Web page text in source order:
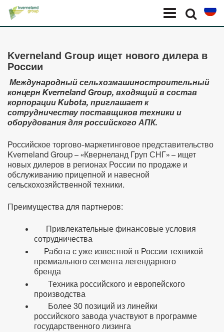
Select
Menu
Kverneland Group ищет нового дилера в
России
Международный сельхозмашиностроительный
концерн Kverneland Group, входящий в состав
корпорации Kubota, приглашает к
сотрудничеству поставщиков техники и
оборудования для российского АПК.
Российское торгово-маркетинговое представительство
Kverneland Group – «Квернеланд Груп СНГ» – ищет
новых дилеров в регионах России по продаже и
обслуживанию прицепной и навесной
сельскохозяйственной техники.
Преимущества для партнеров:
Привлекательные финансовые условия
сотрудничества
Работа с уже известной в России техникой
премиального сегмента легендарного
бренда
Техника российского и европейского
производства
Более 30 позиций из линейки
российского завода участвуют в программе
государственного лизинга
Панель управления cookies